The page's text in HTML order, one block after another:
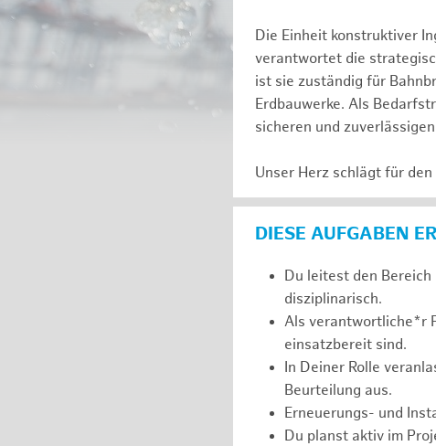
Die Einheit konstruktiver
verantwortet die
ist sie zuständig für
Erdbauwerke. Als
sicheren und
Unser Herz schlägt für
DIESE AUFGABEN
Du leitest den
disziplinarisch.
Als verantwortliche*r
einsatzbereit sind.
In Deiner Rolle
Beurteilung aus.
Erneuerungs- und
Du planst aktiv im